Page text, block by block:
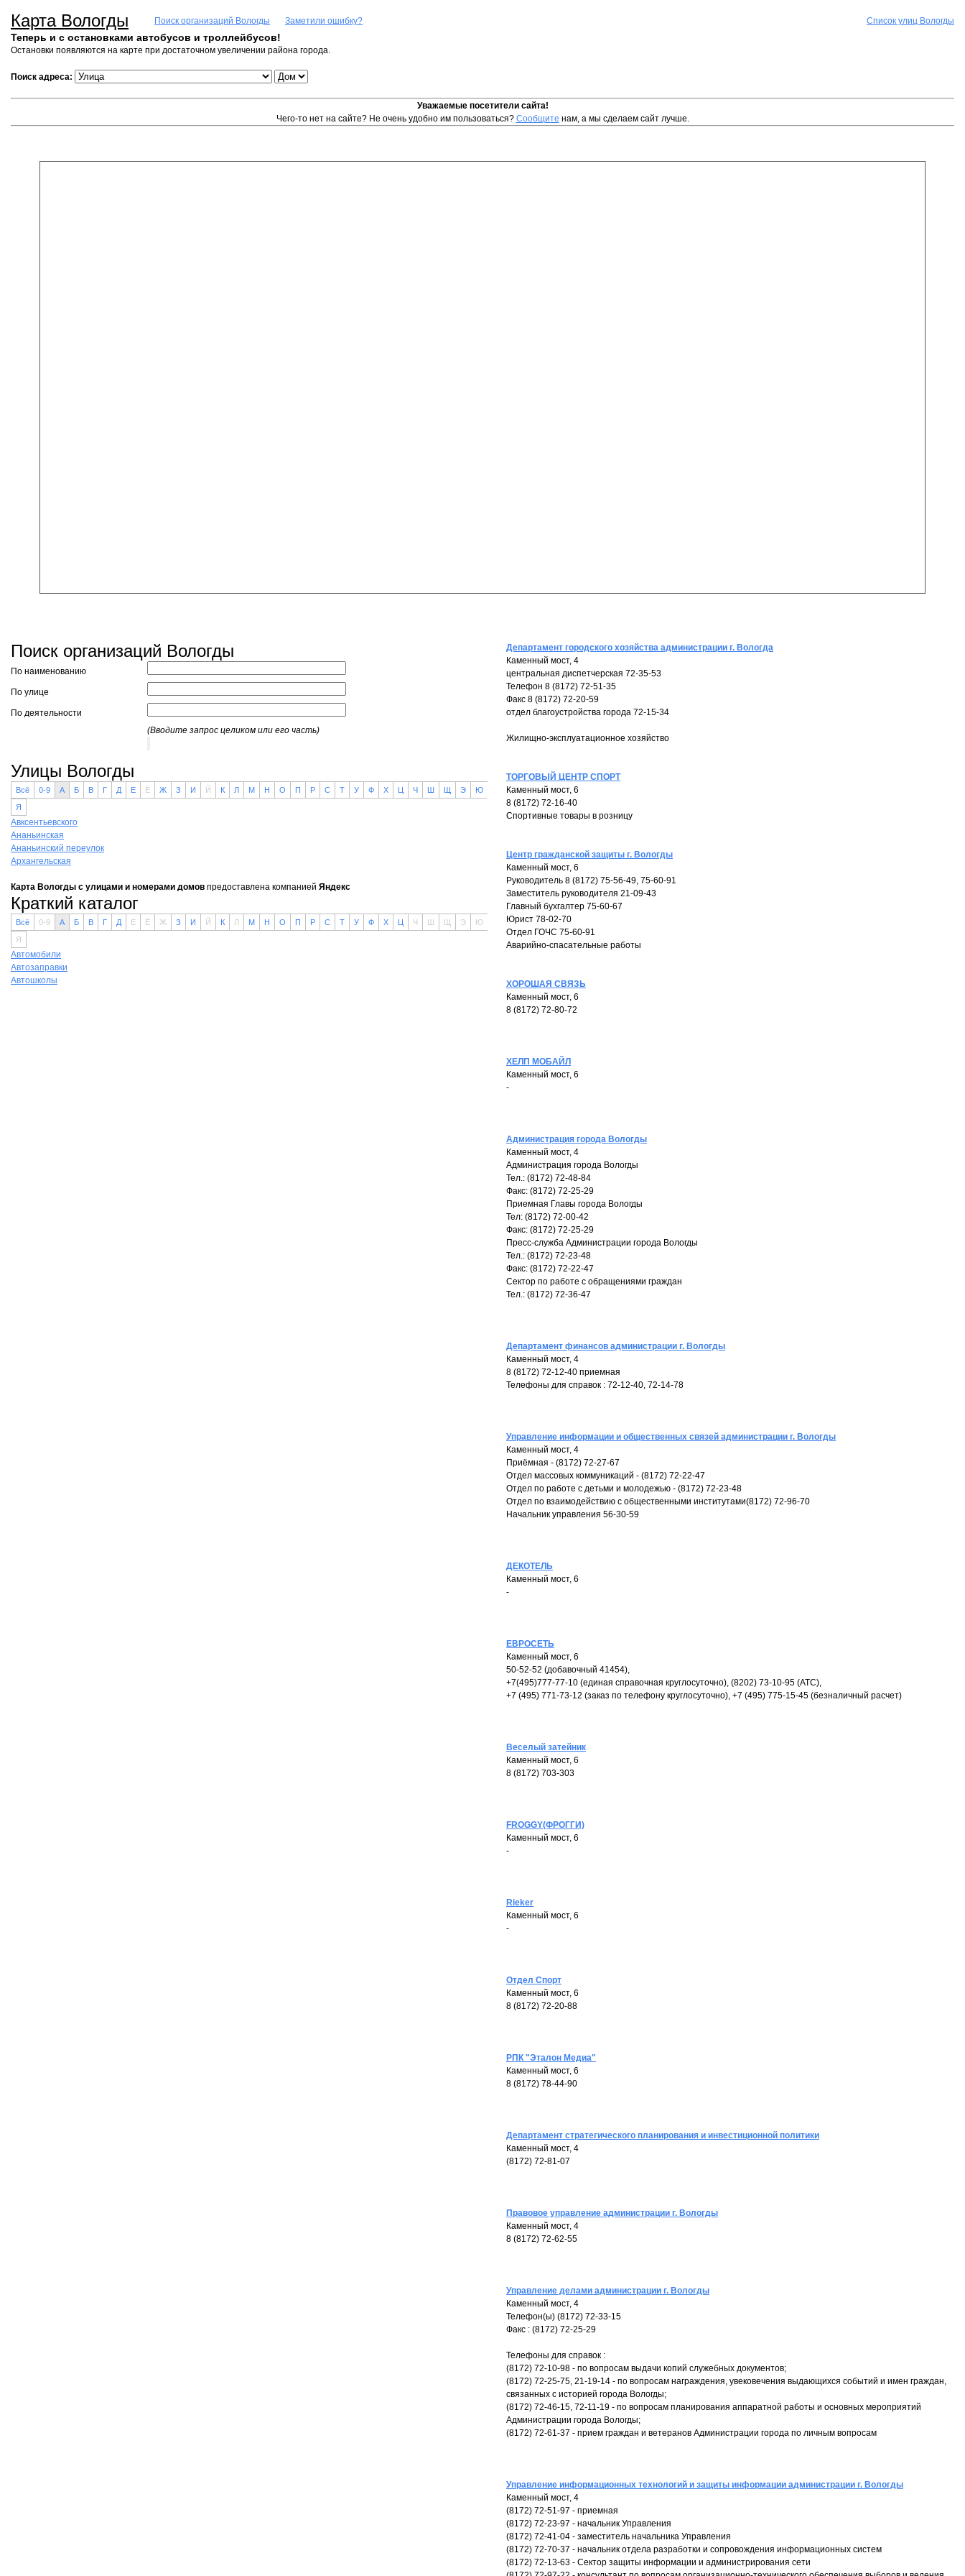
Карта Вологды Поиск организаций Вологды Заметили ошибку? Список улиц Вологды
Теперь и с остановками автобусов и троллейбусов!
Остановки появляются на карте при достаточном увеличении района города.
Поиск адреса:
Уважаемые посетители сайта!
Чего-то нет на сайте? Не очень удобно им пользоваться? Сообщите нам, а мы сделаем сайт лучше.
Поиск организаций Вологды
По наименованию
По улице
По деятельности
(Вводите запрос целиком или его часть)
Улицы Вологды
Всё 0-9 А Б В Г Д Е Ё Ж З И Й К Л М Н О П Р С Т У Ф Х Ц Ч Ш Щ Э
Ю
Я
Авксентьевского
Ананьинская
Ананьинский переулок
Архангельская
Карта Вологды с улицами и номерами домов предоставлена компанией Яндекс
Краткий каталог
Всё 0-9 А Б В Г Д Е Ё Ж З И Й К Л М Н О П Р С Т У Ф Х Ц Ч Ш Щ Э
Ю
Я
Автомобили
Автозаправки
Автошколы
Департамент городского хозяйства администрации г. Вологда
Каменный мост, 4
центральная диспетчерская 72-35-53
Телефон 8 (8172) 72-51-35
Факс 8 (8172) 72-20-59
отдел благоустройства города 72-15-34
Жилищно-эксплуатационное хозяйство
ТОРГОВЫЙ ЦЕНТР СПОРТ
Каменный мост, 6
8 (8172) 72-16-40
Спортивные товары в розницу
Центр гражданской защиты г. Вологды
Каменный мост, 6
Руководитель 8 (8172) 75-56-49, 75-60-91
Заместитель руководителя 21-09-43
Главный бухгалтер 75-60-67
Юрист 78-02-70
Отдел ГОЧС 75-60-91
Аварийно-спасательные работы
ХОРОШАЯ СВЯЗЬ
Каменный мост, 6
8 (8172) 72-80-72
ХЕЛП МОБАЙЛ
Каменный мост, 6
-
Администрация города Вологды
Каменный мост, 4
Администрация города Вологды
Тел.: (8172) 72-48-84
Факс: (8172) 72-25-29
Приемная Главы города Вологды
Тел: (8172) 72-00-42
Факс: (8172) 72-25-29
Пресс-служба Администрации города Вологды
Тел.: (8172) 72-23-48
Факс: (8172) 72-22-47
Сектор по работе с обращениями граждан
Тел.: (8172) 72-36-47
Департамент финансов администрации г. Вологды
Каменный мост, 4
8 (8172) 72-12-40 приемная
Телефоны для справок : 72-12-40, 72-14-78
Управление информации и общественных связей администрации г. Вологды
Каменный мост, 4
Приёмная - (8172) 72-27-67
Отдел массовых коммуникаций - (8172) 72-22-47
Отдел по работе с детьми и молодежью - (8172) 72-23-48
Отдел по взаимодействию с общественными институтами(8172) 72-96-70
Начальник управления 56-30-59
ДЕКОТЕЛЬ
Каменный мост, 6
-
ЕВРОСЕТЬ
Каменный мост, 6
50-52-52 (добавочный 41454),
+7(495)777-77-10 (единая справочная круглосуточно), (8202) 73-10-95 (АТС),
+7 (495) 771-73-12 (заказ по телефону круглосуточно), +7 (495) 775-15-45 (безналичный расчет)
Веселый затейник
Каменный мост, 6
8 (8172) 703-303
FROGGY(ФРОГГИ)
Каменный мост, 6
-
Rieker
Каменный мост, 6
-
Отдел Спорт
Каменный мост, 6
8 (8172) 72-20-88
РПК "Эталон Медиа"
Каменный мост, 6
8 (8172) 78-44-90
Департамент стратегического планирования и инвестиционной политики
Каменный мост, 4
(8172) 72-81-07
Правовое управление администрации г. Вологды
Каменный мост, 4
8 (8172) 72-62-55
Управление делами администрации г. Вологды
Каменный мост, 4
Телефон(ы) (8172) 72-33-15
Факс : (8172) 72-25-29
Телефоны для справок :
(8172) 72-10-98 - по вопросам выдачи копий служебных документов;
(8172) 72-25-75, 21-19-14 - по вопросам награждения, увековечения выдающихся событий и имен граждан,
связанных с историей города Вологды;
(8172) 72-46-15, 72-11-19 - по вопросам планирования аппаратной работы и основных мероприятий
Администрации города Вологды;
(8172) 72-61-37 - прием граждан и ветеранов Администрации города по личным вопросам
Управление информационных технологий и защиты информации администрации г. Вологды
Каменный мост, 4
(8172) 72-51-97 - приемная
(8172) 72-23-97 - начальник Управления
(8172) 72-41-04 - заместитель начальника Управления
(8172) 72-70-37 - начальник отдела разработки и сопровождения информационных систем
(8172) 72-13-63 - Сектор защиты информации и администрирования сети